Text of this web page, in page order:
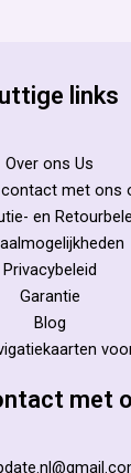
links
Over ons Us
met ons
en
Privacybeleid
Garantie
Blog
met